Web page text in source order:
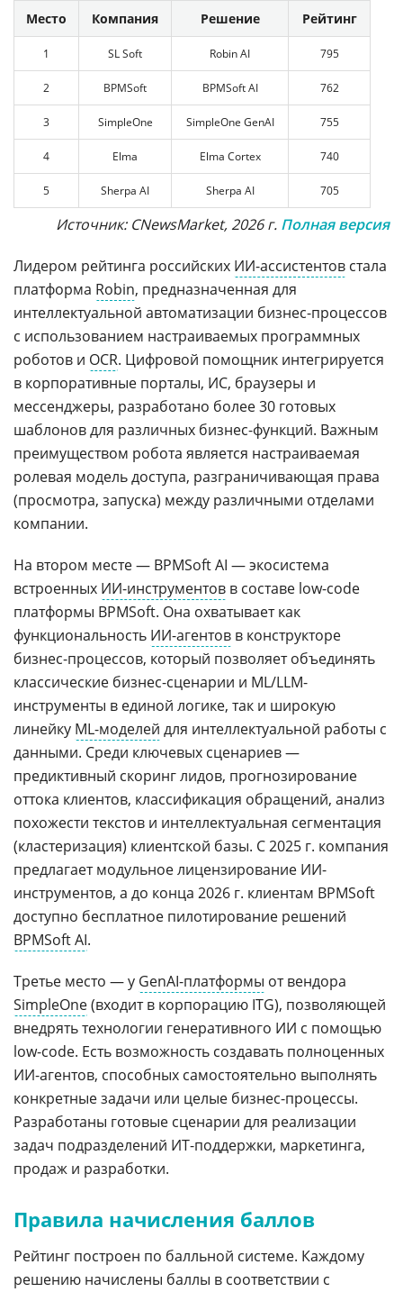
Место Компания Решение Рейтинг
1 SL Soft Robin AI 795
2 BPMSoft BPMSoft AI 762
3 SimpleOne SimpleOne GenAI 755
4 Elma Elma Cortex 740
5 Sherpa AI Sherpa AI 705
Источник: CNewsMarket, 2026 г. Полная версия
Лидером рейтинга российских ИИ-ассистентов стала
платформа Robin, предназначенная для
интеллектуальной автоматизации бизнес-процессов
с использованием настраиваемых программных
роботов и OCR. Цифровой помощник интегрируется
в корпоративные порталы, ИС, браузеры и
мессенджеры, разработано более 30 готовых
шаблонов для различных бизнес-функций. Важным
преимуществом робота является настраиваемая
ролевая модель доступа, разграничивающая права
(просмотра, запуска) между различными отделами
компании.
На втором месте — BPMSoft AI — экосистема
встроенных ИИ-инструментов в составе low-code
платформы BPMSoft. Она охватывает как
функциональность ИИ-агентов в конструкторе
бизнес-процессов, который позволяет объединять
классические бизнес-сценарии и ML/LLM-
инструменты в единой логике, так и широкую
линейку ML-моделей для интеллектуальной работы с
данными. Среди ключевых сценариев —
предиктивный скоринг лидов, прогнозирование
оттока клиентов, классификация обращений, анализ
похожести текстов и интеллектуальная сегментация
(кластеризация) клиентской базы. С 2025 г. компания
предлагает модульное лицензирование ИИ-
инструментов, а до конца 2026 г. клиентам BPMSoft
доступно бесплатное пилотирование решений
BPMSoft AI.
Третье место — у GenAI-платформы от вендора
SimpleOne(входит в корпорацию ITG), позволяющей
внедрять технологии генеративного ИИ с помощью
low-code. Есть возможность создавать полноценных
ИИ-агентов, способных самостоятельно выполнять
конкретные задачи или целые бизнес-процессы.
Разработаны готовые сценарии для реализации
задач подразделений ИТ-поддержки, маркетинга,
продаж и разработки.
Правила начисления баллов
Рейтинг построен по балльной системе. Каждому
решению начислены баллы в соответствии с